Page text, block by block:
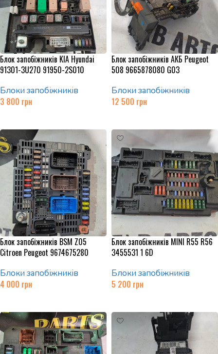
Блок запобіжників KIA Hyundai
91301-3U270 91950-2S010
Блоки запобіжників
3 800 грн
Блок запобіжників АКБ Peugeot
508 9665878080 G03
Блоки запобіжників
12 500 грн
Блок запобіжників BSM Z05
Citroen Peugeot 9674675280
Блоки запобіжників
4 000 грн
Блок запобіжників MINI R55 R56
3455531 1 6D
Блоки запобіжників
5 200 грн